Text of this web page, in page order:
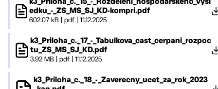
k3_Priloha_c._15_-_Rozdeleni_hospodarskeho_vysl
edku_-_ZS_MS_SJ_KD-kompri.pdf
602.07 kB pdf 11.12.2025
k3_Priloha_c._17_-_Tabulkova_cast_cerpani_rozpoc
tu_ZS_MS_SJ_KD.pdf
3.92 MB| pdf| 11.12.2025
k3_Priloha_c._18_-_Zaverecny_ucet_za_rok_2023